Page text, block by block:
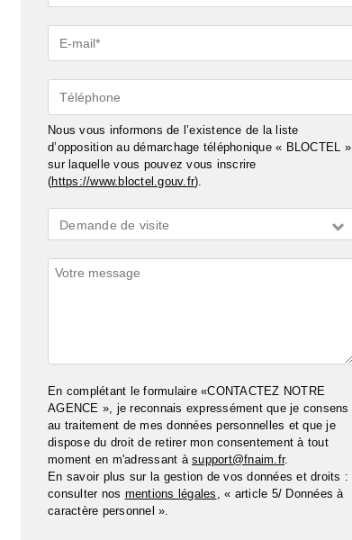
E-
mail*
Téléphone
Nous vous informons de l’existence de la liste
d’opposition au démarchage téléphonique « BLOCTEL »
sur laquelle vous pouvez vous inscrire
(https://www.bloctel.gouv.fr).
Demande
*
Demande de visite
Commentaires
En complétant le formulaire «CONTACTEZ NOTRE
AGENCE », je reconnais expressément que je consens
au traitement de mes données personnelles et que je
dispose du droit de retirer mon consentement à tout
moment en m'adressant à support@fnaim.fr.
En savoir plus sur la gestion de vos données et droits :
consulter nos mentions légales , « article 5/ Données à
caractère personnel ».